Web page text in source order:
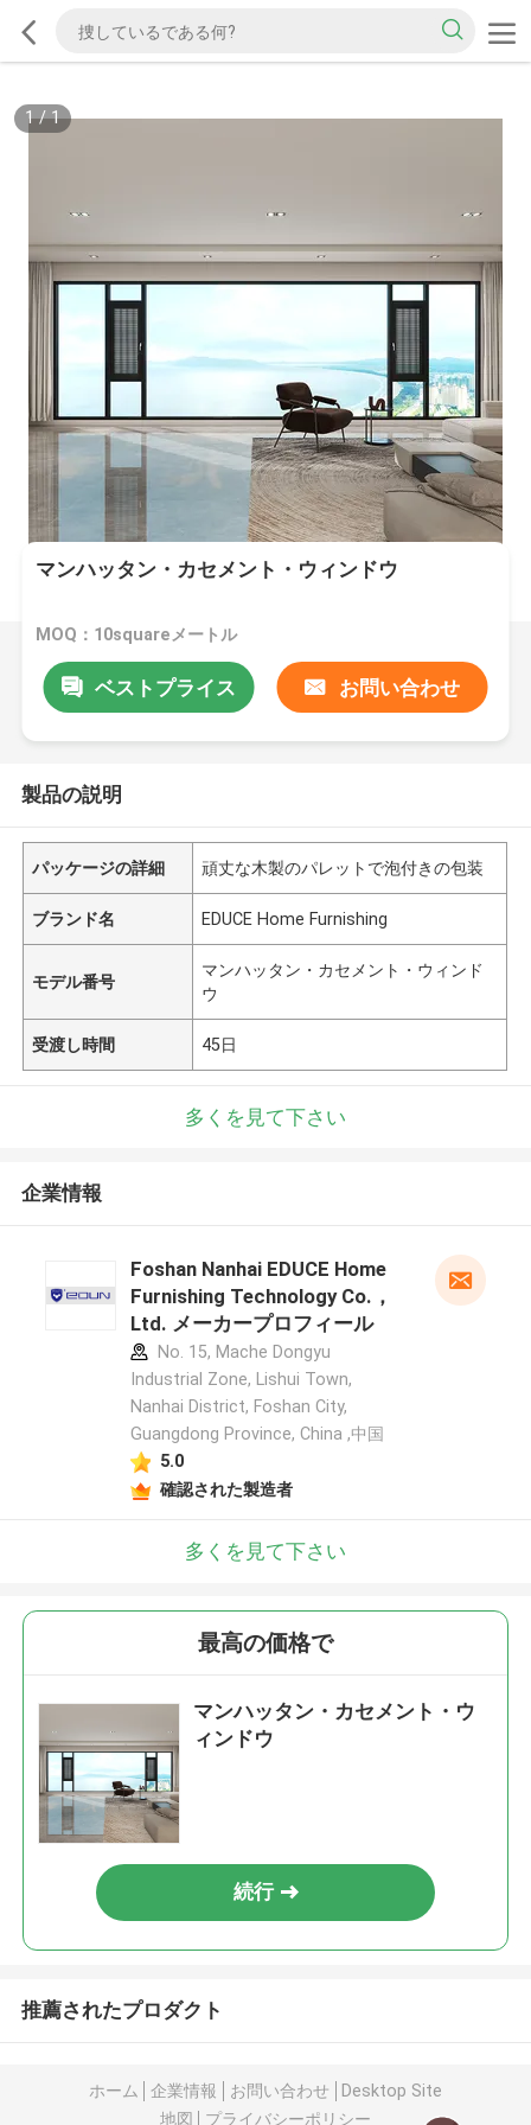
1/1
マンハッタン・カセメント・ウィンドウ
MOQ：10squareメートル
ベストプライス お問い合わせ
製品の説明
パッケージの詳細 頑丈な木製のパレットで泡付きの包装
ブランド名 EDUCE Home Furnishing
モデル番号
マンハッタン・カセメント・ウィンド
ウ
受渡し時間 45日
多くを見て下さい
企業情報
Foshan Nanhai EDUCE Home
Furnishing Technology Co.，
Ltd. メーカープロフィール
No. 15, Mache Dongyu
Industrial Zone, Lishui Town,
Nanhai District, Foshan City,
Guangdong Province, China ,中国
5.0
確認された製造者
多くを見て下さい
最高の価格で
マンハッタン・カセメント・ウ
ィンドウ
続行
推薦されたプロダクト
ホーム 企業情報 お問い合わせ
Desktop Site
地図
プライバシーポリシー